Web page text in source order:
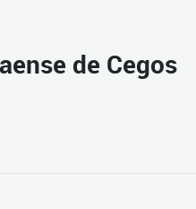
de Cegos